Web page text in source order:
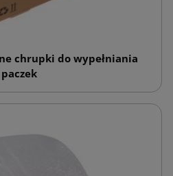
chrupki do wypełniania
paczek